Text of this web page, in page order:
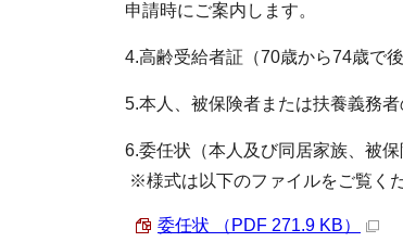
申請時にご案内します。
4.高齢受給者証（70歳から74歳で
5.本人、被保険者または扶養義務
6.委任状（本人及び同居家族、被
※様式は以下のファイルをご覧く
委任状 （PDF 271.9 KB）